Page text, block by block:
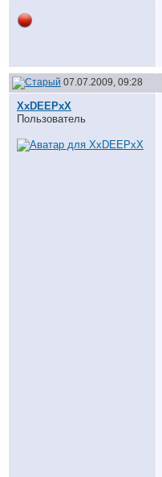
07.07.2009, 09:28
XxDEEPxX
Пользователь